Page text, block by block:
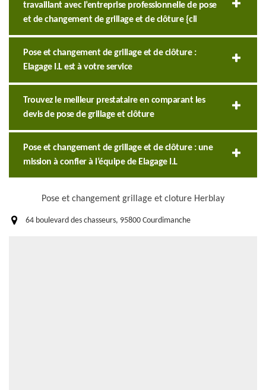
travaillant avec l’entreprise professionnelle de pose
et de changement de grillage et de clôture {cli
Pose et changement de grillage et de clôture :
Elagage I.L est à votre service
Trouvez le meilleur prestataire en comparant les
devis de pose de grillage et clôture
Pose et changement de grillage et de clôture : une
mission à confier à l’équipe de Elagage I.L
Pose et changement grillage et cloture Herblay
64 boulevard des chasseurs, 95800 Courdimanche